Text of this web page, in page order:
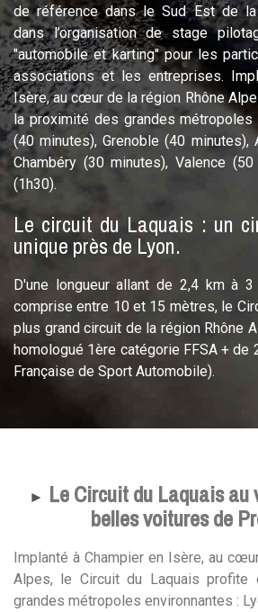
de référence dans le Sud Est de la
dans l’organisation de stage
"automobile et karting" pour les
associations et les entreprises.
Isère, au cœur de la région Rhône
la proximité des grandes métropoles
(40 minutes), Grenoble (40 minutes),
Chambéry (30 minutes), Valence
(1h30).
Le circuit du Laquais : un
unique près de Lyon.
D'une longueur allant de 2,4 km à
comprise entre 10 et 15 mètres, le
plus grand circuit de la région Rhône
homologué 1ère catégorie FFSA + de
Française de Sport Automobile).
► Le Circuit du Laquais au
belles voitures de
Implanté à Champier en Isère, au
Alpes, le Circuit du Laquais profite
grandes métropoles environnantes :